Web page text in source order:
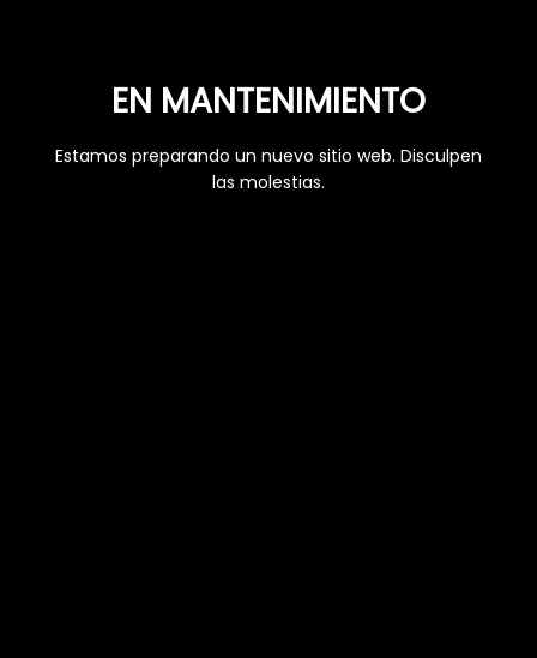
EN MANTENIMIENTO
Estamos preparando un nuevo sitio web. Disculpen
las molestias.